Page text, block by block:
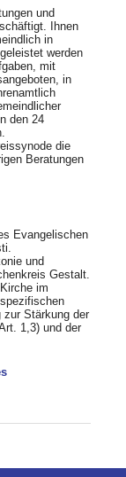
und
Ihnen
in
werden
mit
in
den 24
die
Beratungen
Evangelischen
und
Gestalt.
im
zur Stärkung der
1,3) und der